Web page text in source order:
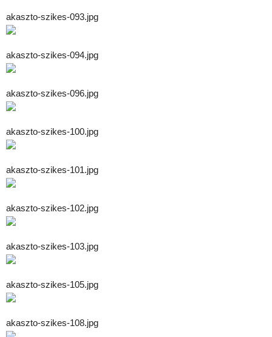
akaszto-szikes-093.jpg
akaszto-szikes-094.jpg
akaszto-szikes-096.jpg
akaszto-szikes-100.jpg
akaszto-szikes-101.jpg
akaszto-szikes-102.jpg
akaszto-szikes-103.jpg
akaszto-szikes-105.jpg
akaszto-szikes-108.jpg